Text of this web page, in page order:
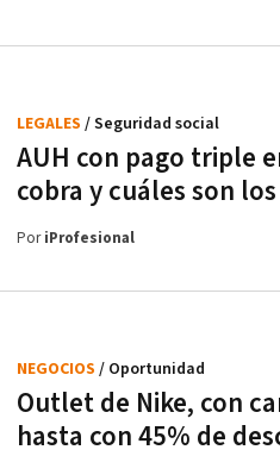
AUH con pago triple
cobra y cuáles son
LEGALES / Seguridad social
PoriProfesional
Outlet de Nike, con
hasta con 45% de
NEGOCIOS / Oportunidad